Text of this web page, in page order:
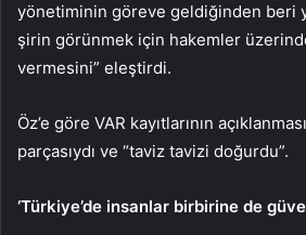
yönetiminin göreve geldiğinden beri
şirin görünmek için hakemler
vermesini” eleştirdi.
Öz’e göre VAR kayıtlarının
parçasıydı ve “taviz tavizi doğurdu”.
‘Türkiye’de insanlar birbirine de